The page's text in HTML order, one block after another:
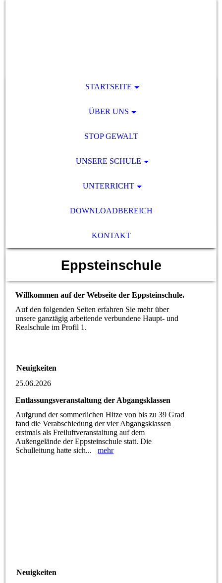
STARTSEITE
ÜBER UNS
STOP GEWALT
UNSERE SCHULE
UNTERRICHT
DOWNLOADBEREICH
KONTAKT
Eppsteinschule
Willkommen auf der Webseite der Eppsteinschule.
Auf den folgenden Seiten erfahren Sie mehr über
unsere ganztägig arbeitende verbundene Haupt- und
Realschule im Profil 1.
Neuigkeiten
25.06.2026
Entlassungsveranstaltung der Abgangsklassen
Aufgrund der sommerlichen Hitze von bis zu 39 Grad
fand die Verabschiedung der vier Abgangsklassen
erstmals als Freiluftveranstaltung auf dem
Außengelände der Eppsteinschule statt. Die
Schulleitung hatte sich...mehr
Neuigkeiten